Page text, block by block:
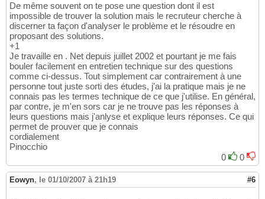
De même souvent on te pose une question dont il est
impossible de trouver la solution mais le recruteur cherche à
discerner ta façon d'analyser le problème et le résoudre en
proposant des solutions.
+1
Je travaille en . Net depuis juillet 2002 et pourtant je me fais
bouler facilement en entretien technique sur des questions
comme ci-dessus. Tout simplement car contrairement à une
personne tout juste sorti des études, j'ai la pratique mais je ne
connais pas les termes technique de ce que j'utilise. En général,
par contre, je m'en sors car je ne trouve pas les réponses à
leurs questions mais j'anlyse et explique leurs réponses. Ce qui
permet de prouver que je connais
cordialement
Pinocchio
0
0
Eowyn, le 01/10/2007 à 21h19 #6